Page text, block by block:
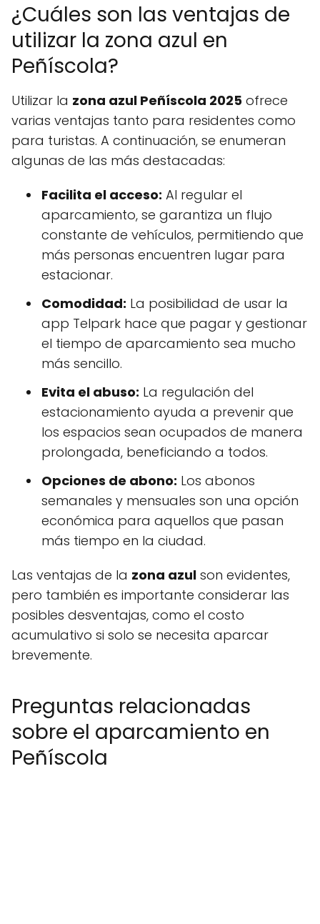
¿Cuáles son las ventajas de
utilizar la zona azul en
Peñíscola?
Utilizar la zona azul Peñíscola 2025 ofrece
varias ventajas tanto para residentes como
para turistas. A continuación, se enumeran
algunas de las más destacadas:
Facilita el acceso: Al regular el
aparcamiento, se garantiza un flujo
constante de vehículos, permitiendo que
más personas encuentren lugar para
estacionar.
Comodidad: La posibilidad de usar la
app Telpark hace que pagar y gestionar
el tiempo de aparcamiento sea mucho
más sencillo.
Evita el abuso: La regulación del
estacionamiento ayuda a prevenir que
los espacios sean ocupados de manera
prolongada, beneficiando a todos.
Opciones de abono: Los abonos
semanales y mensuales son una opción
económica para aquellos que pasan
más tiempo en la ciudad.
Las ventajas de la zona azul son evidentes,
pero también es importante considerar las
posibles desventajas, como el costo
acumulativo si solo se necesita aparcar
brevemente.
Preguntas relacionadas
sobre el aparcamiento en
Peñíscola